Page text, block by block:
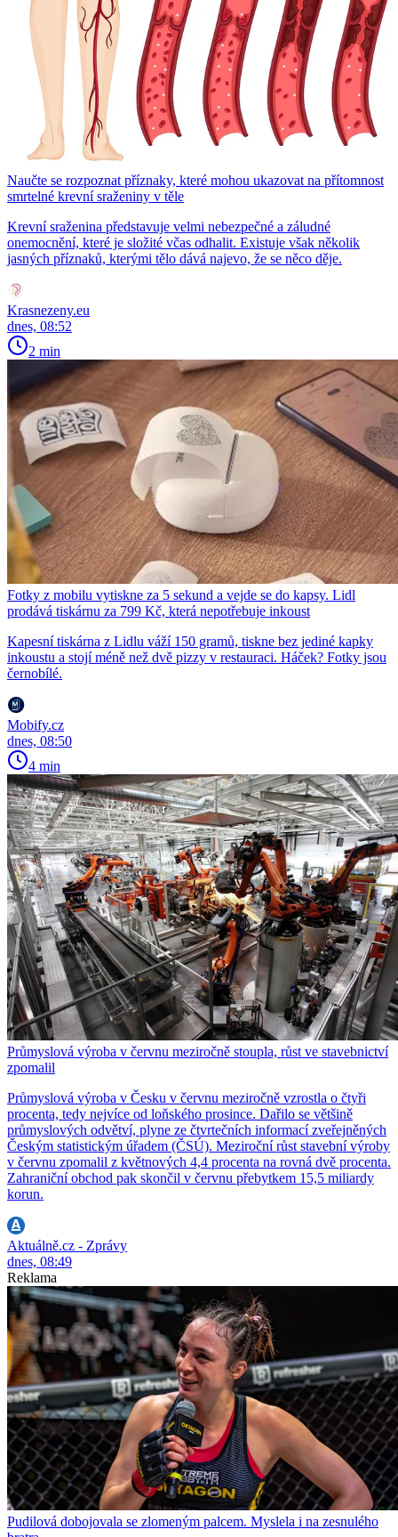
Naučte se rozpoznat příznaky, které mohou ukazovat na přítomnost
smrtelné krevní sraženiny v těle
Krevní sraženina představuje velmi nebezpečné a záludné
onemocnění, které je složité včas odhalit. Existuje však několik
jasných příznaků, kterými tělo dává najevo, že se něco děje.
Krasnezeny.eu
dnes, 08:52
2 min
Fotky z mobilu vytiskne za 5 sekund a vejde se do kapsy. Lidl
prodává tiskárnu za 799 Kč, která nepotřebuje inkoust
Kapesní tiskárna z Lidlu váží 150 gramů, tiskne bez jediné kapky
inkoustu a stojí méně než dvě pizzy v restauraci. Háček? Fotky jsou
černobílé.
Mobify.cz
dnes, 08:50
4 min
Průmyslová výroba v červnu meziročně stoupla, růst ve stavebnictví
zpomalil
Průmyslová výroba v Česku v červnu meziročně vzrostla o čtyři
procenta, tedy nejvíce od loňského prosince. Dařilo se většině
průmyslových odvětví, plyne ze čtvrtečních informací zveřejněných
Českým statistickým úřadem (ČSÚ). Meziroční růst stavební výroby
v červnu zpomalil z květnových 4,4 procenta na rovná dvě procenta.
Zahraniční obchod pak skončil v červnu přebytkem 15,5 miliardy
korun.
Aktuálně.cz - Zprávy
dnes, 08:49
Reklama
Pudilová dobojovala se zlomeným palcem. Myslela i na zesnulého